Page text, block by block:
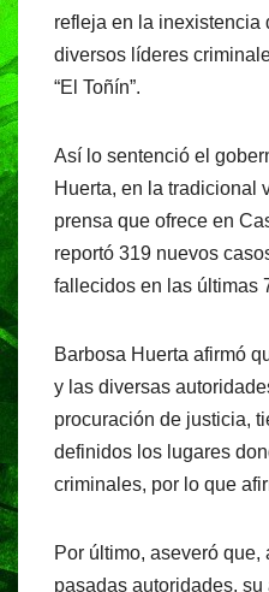
refleja en la inexistencia
diversos líderes
“El Toñín”.
Así lo sentenció el
Huerta, en la tradicional
prensa que ofrece en
reportó 319 nuevos
fallecidos en las últimas
Barbosa Huerta afirmó
y las diversas
procuración de justicia,
definidos los lugares
criminales, por lo que
Por último, aseveró
pasadas autoridades,